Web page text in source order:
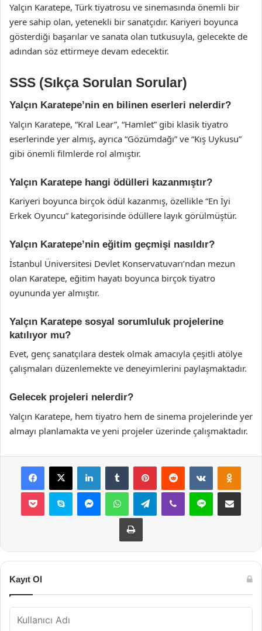
Yalçın Karatepe, Türk tiyatrosu ve sinemasında önemli bir
yere sahip olan, yetenekli bir sanatçıdır. Kariyeri boyunca
gösterdiği başarılar ve sanata olan tutkusuyla, gelecekte de
adından söz ettirmeye devam edecektir.
SSS (Sıkça Sorulan Sorular)
Yalçın Karatepe’nin en bilinen eserleri nelerdir?
Yalçın Karatepe, “Kral Lear”, “Hamlet” gibi klasik tiyatro
eserlerinde yer almış, ayrıca “Gözümdağı” ve “Kış Uykusu”
gibi önemli filmlerde rol almıştır.
Yalçın Karatepe hangi ödülleri kazanmıştır?
Kariyeri boyunca birçok ödül kazanmış, özellikle “En İyi
Erkek Oyuncu” kategorisinde ödüllere layık görülmüştür.
Yalçın Karatepe’nin eğitim geçmişi nasıldır?
İstanbul Üniversitesi Devlet Konservatuvarı’ndan mezun
olan Karatepe, eğitim hayatı boyunca birçok tiyatro
oyununda yer almıştır.
Yalçın Karatepe sosyal sorumluluk projelerine
katılıyor mu?
Evet, genç sanatçılara destek olmak amacıyla çeşitli atölye
çalışmaları düzenlemekte ve deneyimlerini paylaşmaktadır.
Gelecek projeleri nelerdir?
Yalçın Karatepe, hem tiyatro hem de sinema projelerinde yer
almayı planlamakta ve yeni projeler üzerinde çalışmaktadır.
Facebook
X LinkedInTumblr PinterestReddit VKontakte
Pocket Skype MessengerWhatsAppTelegramViber Line E-Posta ile
Yazdır
Kayıt Ol